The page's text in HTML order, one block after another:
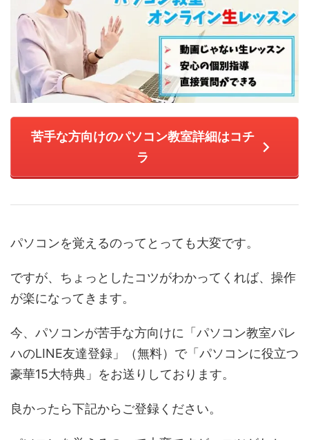
苦手な方向けのパソコン教室詳細はコチ
ラ
パソコンを覚えるのってとっても大変です。
ですが、ちょっとしたコツがわかってくれば、操作
が楽になってきます。
今、パソコンが苦手な方向けに「パソコン教室パレ
ハのLINE友達登録」（無料）で「パソコンに役立つ
豪華15大特典」をお送りしております。
良かったら下記からご登録ください。